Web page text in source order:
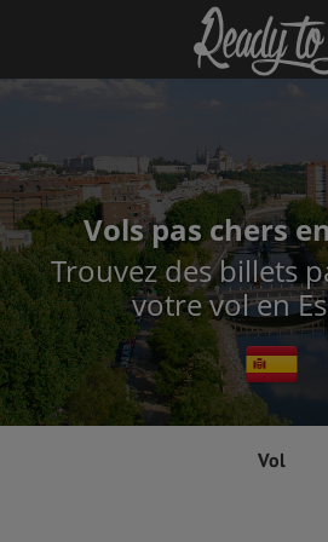
Vols pas chers
Trouvez des billets
votre vol en
Vol